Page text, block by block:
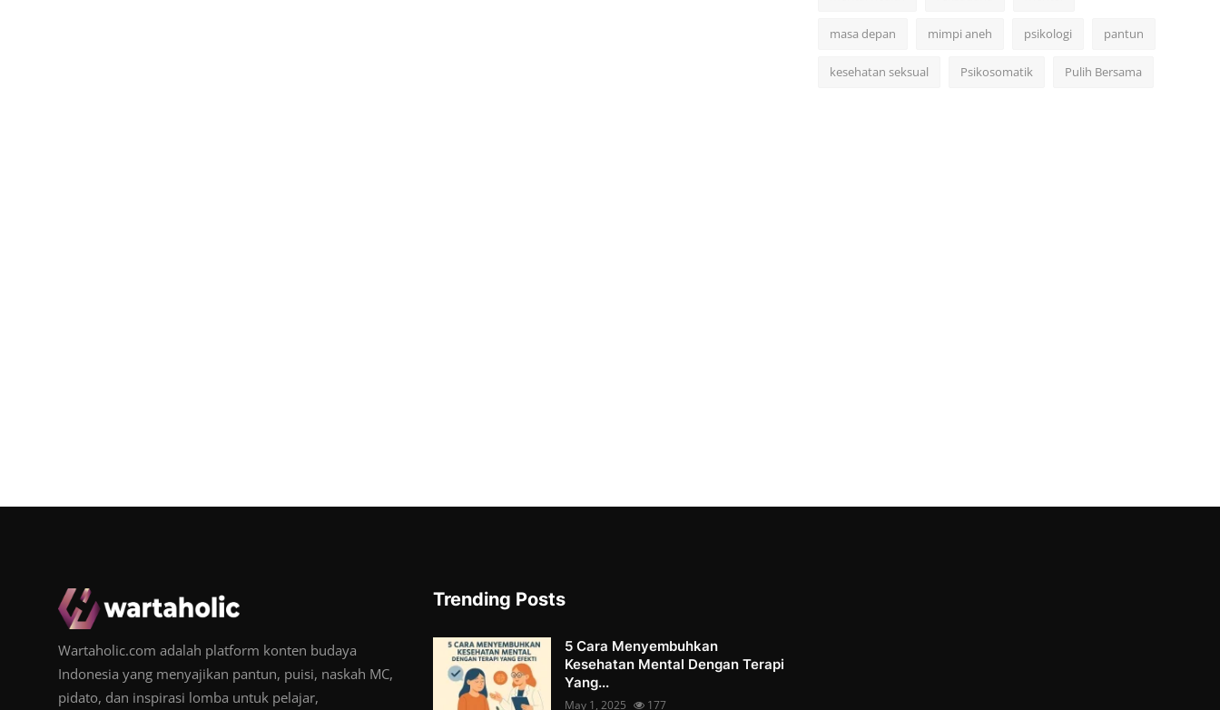
masa depan mimpi aneh psikologi pantun
kesehatan seksual Psikosomatik Pulih Bersama
Wartaholic.com adalah platform konten budaya
Indonesia yang menyajikan pantun, puisi, naskah MC,
pidato, dan inspirasi lomba untuk pelajar,
Trending Posts
5 Cara Menyembuhkan
Kesehatan Mental Dengan Terapi
Yang...
May 1, 2025 177